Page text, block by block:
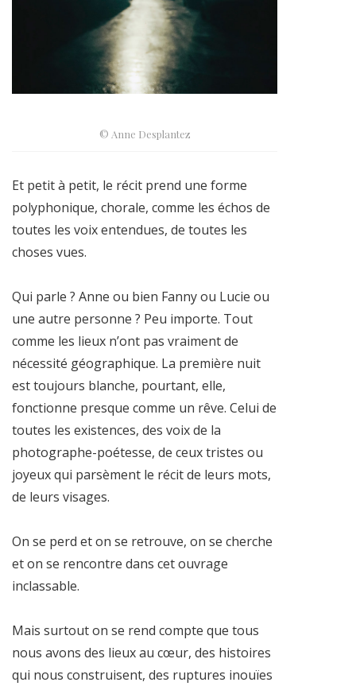
© Anne Desplantez
Et petit à petit, le récit prend une forme
polyphonique, chorale, comme les échos de
toutes les voix entendues, de toutes les
choses vues.
Qui parle ? Anne ou bien Fanny ou Lucie ou
une autre personne ? Peu importe. Tout
comme les lieux n’ont pas vraiment de
nécessité géographique. La première nuit
est toujours blanche, pourtant, elle,
fonctionne presque comme un rêve. Celui de
toutes les existences, des voix de la
photographe-poétesse, de ceux tristes ou
joyeux qui parsèment le récit de leurs mots,
de leurs visages.
On se perd et on se retrouve, on se cherche
et on se rencontre dans cet ouvrage
inclassable.
Mais surtout on se rend compte que tous
nous avons des lieux au cœur, des histoires
qui nous construisent, des ruptures inouïes